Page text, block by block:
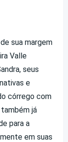
sua margem
Valle
seus
e
córrego com
já
para a
em suas